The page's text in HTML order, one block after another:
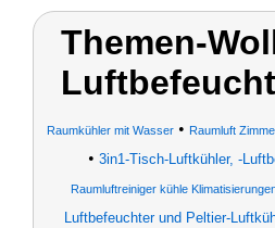
Themen-
Raumkühler mit Wasser • Raumluft
• 3in1-Tisch-Luftkühler, -
Raumluftreiniger kühle
Luftbefeuchter und Peltier-